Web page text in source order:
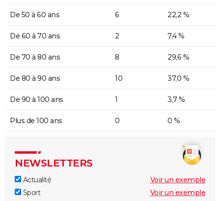
De 50 à 60 ans 6 22,2 %
De 60 à 70 ans 2 7,4 %
De 70 à 80 ans 8 29,6 %
De 80 à 90 ans 10 37,0 %
De 90 à 100 ans 1 3,7 %
Plus de 100 ans 0 0 %
NEWSLETTERS
Actualité
Voir un exemple
Sport
Voir un exemple